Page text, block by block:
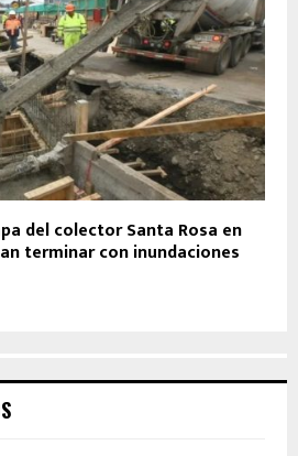
del colector Santa Rosa en
terminar con inundaciones